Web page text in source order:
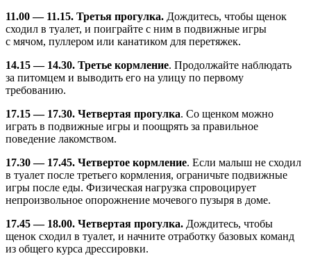
11.00 — 11.15. Третья прогулка. Дождитесь, чтобы щенок
сходил в туалет, и поиграйте с ним в подвижные игры
с мячом, пуллером или канатиком для перетяжек.
14.15 — 14.30. Третье кормление. Продолжайте наблюдать
за питомцем и выводить его на улицу по первому
требованию.
17.15 — 17.30. Четвертая прогулка. Со щенком можно
играть в подвижные игры и поощрять за правильное
поведение лакомством.
17.30 — 17.45. Четвертое кормление. Если малыш не сходил
в туалет после третьего кормления, ограничьте подвижные
игры после еды. Физическая нагрузка спровоцирует
непроизвольное опорожнение мочевого пузыря в доме.
17.45 — 18.00. Четвертая прогулка. Дождитесь, чтобы
щенок сходил в туалет, и начните отработку базовых команд
из общего курса дрессировки.